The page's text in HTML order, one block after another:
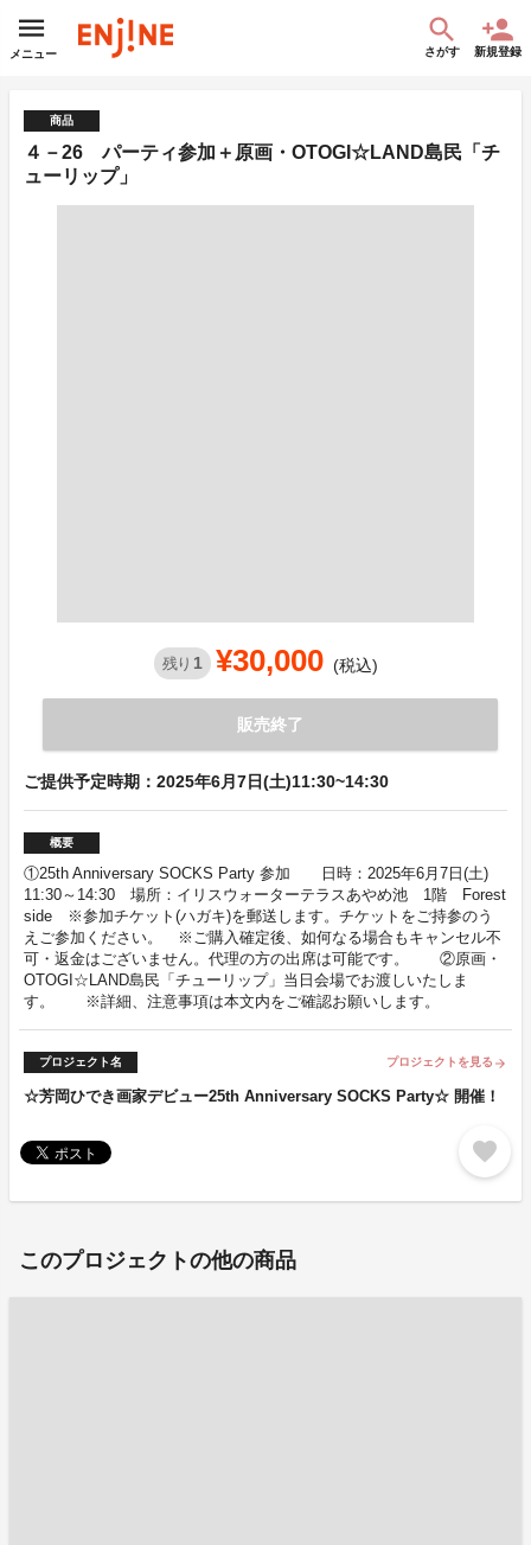
メニュー さがす 新規登録
商品
４－26 パーティ参加＋原画・OTOGI☆LAND島民「チ
ューリップ」
残り 1 ¥30,000 (税込)
販売終了
ご提供予定時期：2025年6月7日(土)11:30~14:30
概要
①25th Anniversary SOCKS Party 参加 日時：2025年6月7日(土)
11:30～14:30 場所：イリスウォーターテラスあやめ池 1階 Forest
side ※参加チケット(ハガキ)を郵送します。チケットをご持参のう
えご参加ください。 ※ご購入確定後、如何なる場合もキャンセル不
可・返金はございません。代理の方の出席は可能です。 ②原画・
OTOGI☆LAND島民「チューリップ」当日会場でお渡しいたしま
す。 ※詳細、注意事項は本文内をご確認お願いします。
プロジェクト名 プロジェクトを見る arrow_forward
☆芳岡ひでき画家デビュー25th Anniversary SOCKS Party☆ 開催！
favorite
このプロジェクトの他の商品